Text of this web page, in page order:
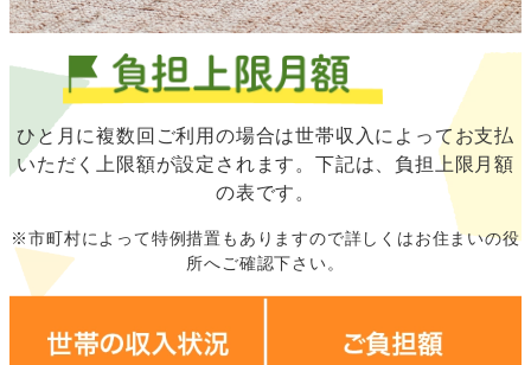
ひと月に複数回ご利用の場合は世帯収入によってお支払
いただく上限額が設定されます。下記は、負担上限月額
の表です。
※市町村によって特例措置もありますので詳しくはお住まいの役
所へご確認下さい。